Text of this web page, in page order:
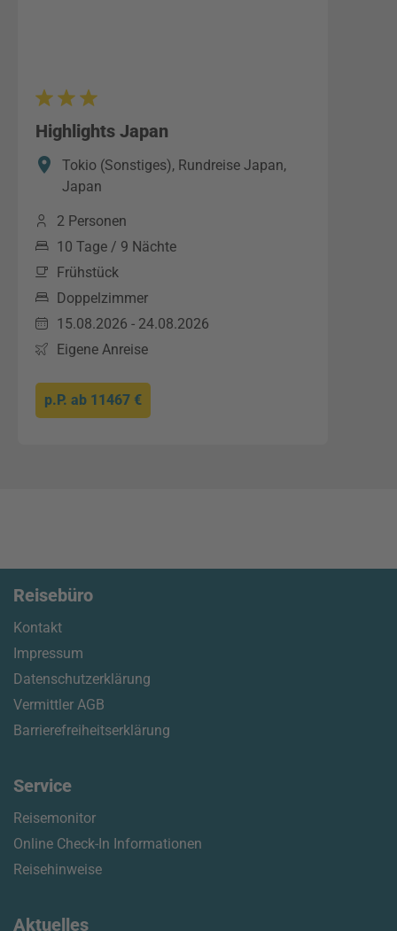
Highlights Japan
Tokio (Sonstiges), Rundreise Japan,
Japan
2 Personen
10 Tage / 9 Nächte
Frühstück
Doppelzimmer
15.08.2026 - 24.08.2026
Eigene Anreise
p.P. ab 11467 €
Reisebüro
Kontakt
Impressum
Datenschutzerklärung
Vermittler AGB
Barrierefreiheitserklärung
Service
Reisemonitor
Online Check-In Informationen
Reisehinweise
Aktuelles